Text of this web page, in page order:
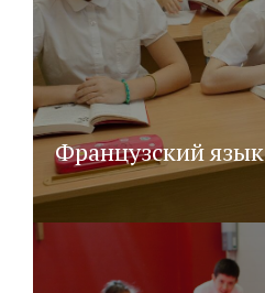
Французский язык